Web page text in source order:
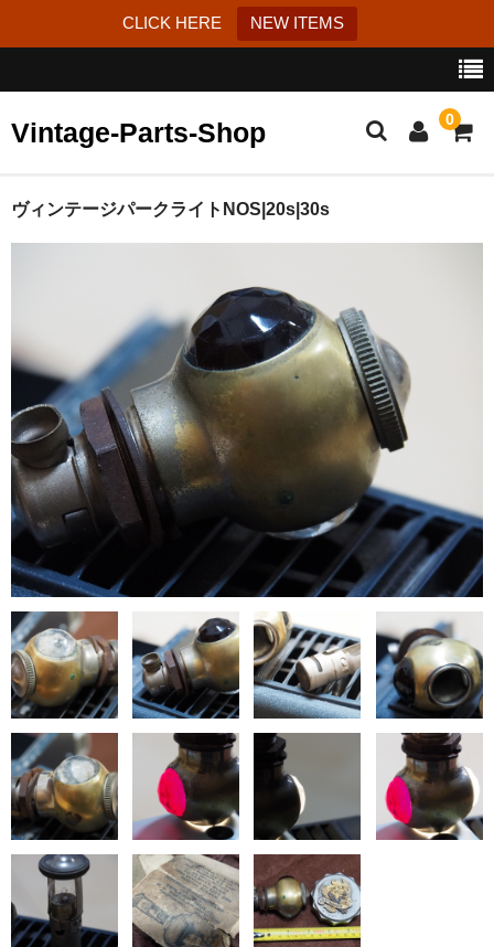
CLICK HERE NEW ITEMS
Vintage-Parts-Shop 0
カート
はじめての方へ
お問い合わせ
特定商取引法に基づく表記
ヴィンテージパークライトNOS|20s|30s